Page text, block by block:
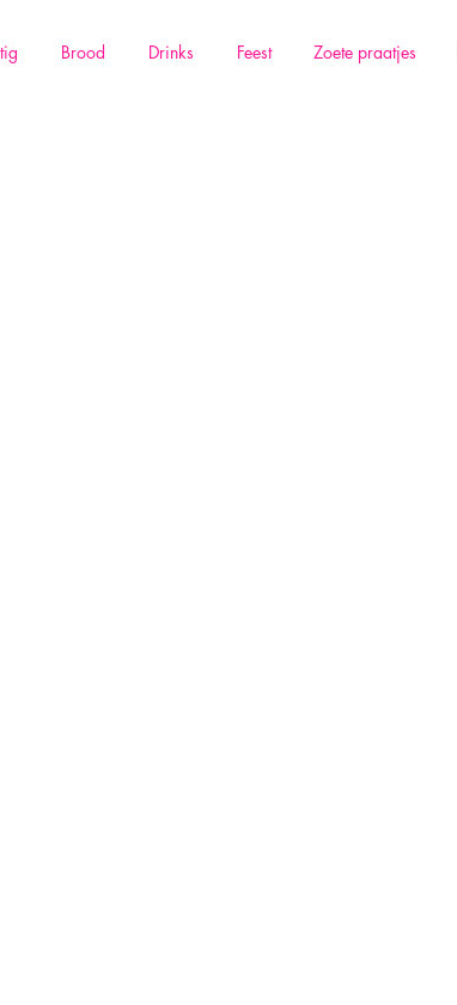
Brood Drinks Feest Zoete praatjes